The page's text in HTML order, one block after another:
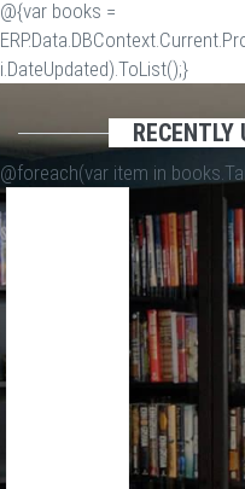
@{var books =
i.DateUpdated).ToList();}
RECENTLY
@foreach(var item in